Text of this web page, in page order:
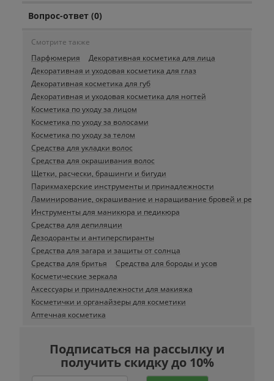
Вопрос-ответ (0)
Смотрите также
Парфюмерия
Декоративная косметика для лица
Декоративная и уходовая косметика для глаз
Декоративная косметика для губ
Декоративная и уходовая косметика для ногтей
Косметика по уходу за лицом
Косметика по уходу за волосами
Косметика по уходу за телом
Средства для укладки волос
Средства для окрашивания волос
Щетки, расчески, брашинги и бигуди
Парикмахерские инструменты и принадлежности
Ламинирование, окрашивание и наращивание бровей и ресниц
Инструменты для маникюра и педикюра
Средства для депиляции
Дезодоранты и антиперспиранты
Средства для загара и защиты от солнца
Средства для бритья
Средства для бороды и усов
Косметические зеркала
Аксессуары и принадлежности для макияжа
Косметички и органайзеры для косметики
Аптечная косметика
Подписаться на рассылку и
получить скидку до 10%